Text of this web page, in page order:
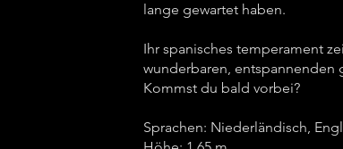
lange gewartet haben.
Ihr spanisches temperament
wunderbaren,
Kommst du bald vorbei?
Sprachen: Niederländisch,